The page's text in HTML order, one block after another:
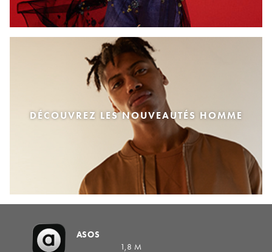
DÉCOUVREZ LES NOUVEAUTÉS HOMME
ASOS
1,8 M